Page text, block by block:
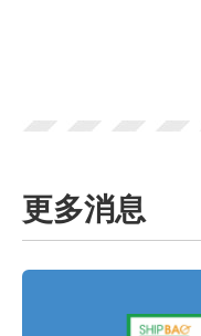
更多消息